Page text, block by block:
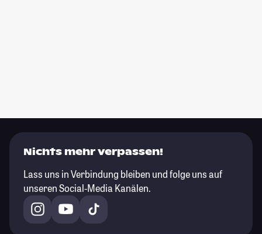
Nichts mehr verpassen!
Lass uns in Verbindung bleiben und folge uns auf
unseren Social-Media Kanälen.